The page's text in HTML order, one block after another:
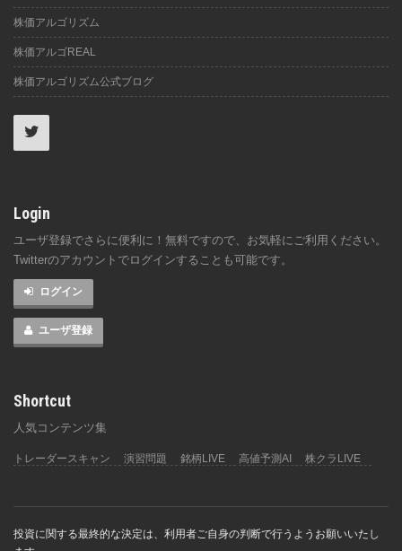
株価アルゴリズム
株価アルゴREAL
株価アルゴリズム公式ブログ
Login
ユーザ登録でさらに便利に！無料ですので、お気軽にご利用ください。
Twitterのアカウントでログインすることも可能です。
ログイン
ユーザ登録
Shortcut
人気コンテンツ集
トレーダースキャン 演習問題 銘柄LIVE 高値予測AI 株クラLIVE
投資に関する最終的な決定は、利用者ご自身の判断で行うようお願いいたし